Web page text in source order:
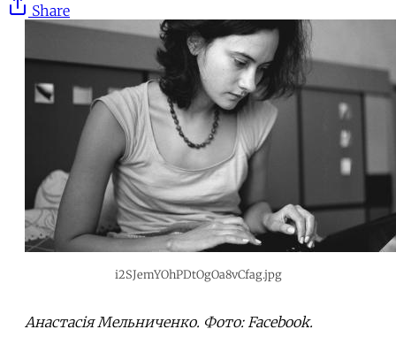
Share
i2SJemYOhPDtOgOa8vCfag.jpg
Анастасія Мельниченко. Фото: Facebook.